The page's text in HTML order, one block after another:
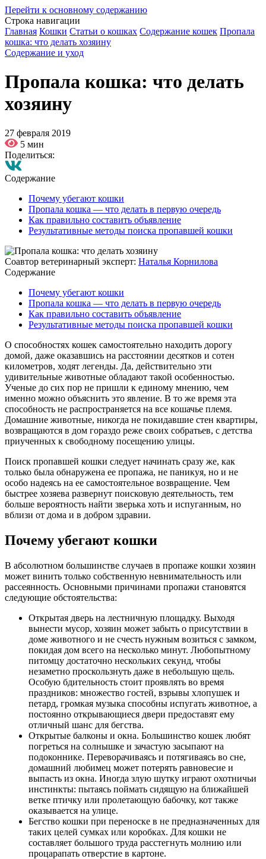
Перейти к основному содержанию
Строка навигации
Главная Кошки Статьи о кошках Содержание кошек Пропала
кошка: что делать хозяину
Содержание и уход
Пропала кошка: что делать
хозяину
27 февраля 2019
5 мин
Поделиться:
Содержание
Почему убегают кошки
Пропала кошка — что делать в первую очередь
Как правильно составить объявление
Результативные методы поиска пропавшей кошки
Соавтор ветеринарный эксперт: Наталья Корнилова
Содержание
Почему убегают кошки
Пропала кошка — что делать в первую очередь
Как правильно составить объявление
Результативные методы поиска пропавшей кошки
О способностях кошек самостоятельно находить дорогу
домой, даже оказавшись на расстоянии десятков и сотен
километров, ходят легенды. Да, действительно эти
удивительные животные обладают такой особенностью.
Ученые до сих пор не пришли к единому мнению, чем
именно можно объяснить это явление. В то же время эта
способность не распространяется на все кошачье племя.
Домашние животные, никогда не покидавшие стен квартиры,
возвращаются в дом гораздо реже своих собратьев, с детства
приученных к свободному посещению улицы.
Поиск пропавшей кошки следует начинать сразу же, как
только была обнаружена ее пропажа, не паникуя, но и не
особо надеясь на ее самостоятельное возвращение. Чем
быстрее хозяева развернут поисковую деятельность, тем
больше вероятность найти зверька хоть и испуганным, но
вблизи от дома и в добром здравии.
Почему убегают кошки
В абсолютном большинстве случаев в пропаже кошки хозяин
может винить только собственную невнимательность или
рассеянность. Основными причинами пропажи становятся
следующие обстоятельства:
Открытая дверь на лестничную площадку. Выходя
вынести мусор, хозяин может забыть о присутствии в
доме животного и не счесть нужным возиться с замком,
покидая дом всего на несколько минут. Любопытному
питомцу достаточно нескольких секунд, чтобы
незаметно проскользнуть даже в небольшую щель.
Особую бдительность стоит проявлять во время
праздников: множество гостей, взрывы хлопушек и
петард, громкая музыка способны испугать животное, а
постоянно открывающиеся двери предоставят ему
отличный шанс для бегства.
Открытые балконы и окна. Большинство кошек любят
погреться на солнышке и зачастую засыпают на
подоконнике. Переворачиваясь и потягиваясь во сне,
домашний любимец может потерять равновесие и
выпасть из окна. Иногда злую шутку играют охотничьи
инстинкты: пытаясь поймать сидящую на ближайшей
ветке птичку или пролетающую бабочку, кот также
оказывается на улице.
Бегство кошки при переноске в не предназначенных для
таких целей сумках или коробках. Для кошки не
составляет большого труда расстегнуть молнию или
процарапать отверстие в картоне.